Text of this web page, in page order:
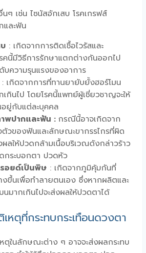
ๆ เช่น ไซนัสอักเสบ โรคเกรฟส์
ละฟัน
: เกิดจากการติดเชื้อไวรัสและ
คนี้มีวิธีการรักษาแตกต่างกันออกไป
บความรุนแรงของอาการ
เกิดจากการที่ทานยายับยั้งฮอร์โมน
กินไป โดยโรคนี้แพทย์ผู้เชี่ยวชาญจะให้
อยู่กับแต่ละบุคคล
พปากและฟัน : กรณีนี้อาจเกิดจาก
ตัวของฟันและลักษณะขากรรไกรที่ผิด
ลให้ปวดกล้ามเนื้อบริเวณดังกล่าวร้าว
กระบอกตา ปวดหัว
อยด์เป็นพิษ : เกิดจากภูมิคุ้มกันที่
งขึ้นเพื่อทำลายตนเอง ซึ่งหากผลิตและ
มากเกินไปจะส่งผลให้ปวดตาได้
หตุที่กระทบกระเทือนดวงตา
ตุในลักษณะต่าง ๆ อาจจะส่งผลกระทบ